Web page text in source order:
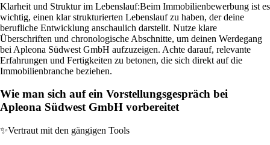
Klarheit und Struktur im Lebenslauf:Beim Immobilienbewerbung ist es
wichtig, einen klar strukturierten Lebenslauf zu haben, der deine
berufliche Entwicklung anschaulich darstellt. Nutze klare
Überschriften und chronologische Abschnitte, um deinen Werdegang
bei Apleona Südwest GmbH aufzuzeigen. Achte darauf, relevante
Erfahrungen und Fertigkeiten zu betonen, die sich direkt auf die
Immobilienbranche beziehen.
Wie man sich auf ein Vorstellungsgespräch bei
Apleona Südwest GmbH vorbereitet
✨Vertraut mit den gängigen Tools